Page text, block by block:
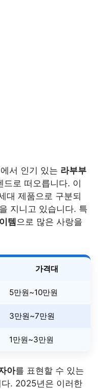
서 인기 있는 라부부
드로 떠오릅니다. 이
대 제품으로 구분되
지니고 있습니다. 특
템 으로 많은 사랑을
가격대
5만원~10만원
3만원~7만원
1만원~3만원
아를 표현할 수 있는
. 2025년은 이러한